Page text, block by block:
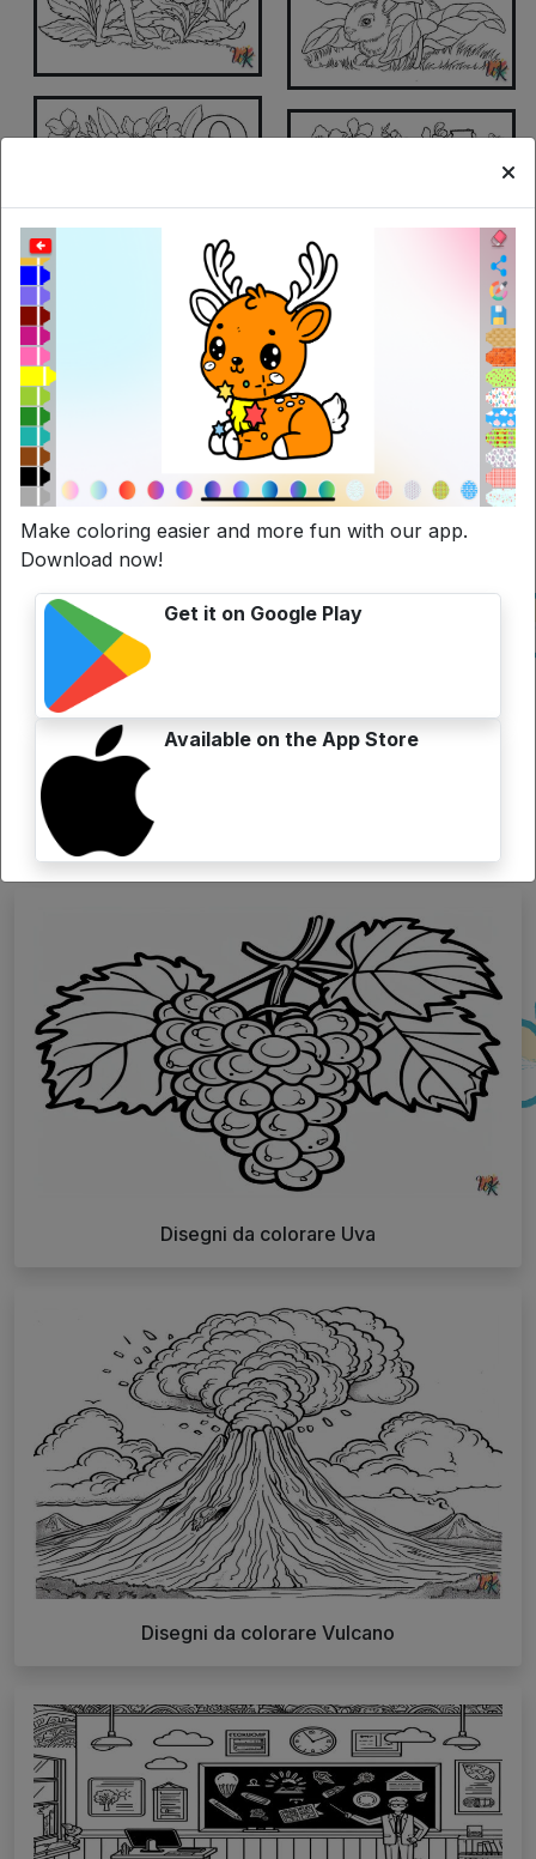
Articoli Correlati
Disegni da colorare Uva
Disegni da colorare Vulcano
Make coloring easier and more fun with our app.
Download now!
Get it on Google Play
Available on the App Store